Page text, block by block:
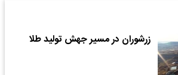
زرشوران در مسیر جهش تولید طلا